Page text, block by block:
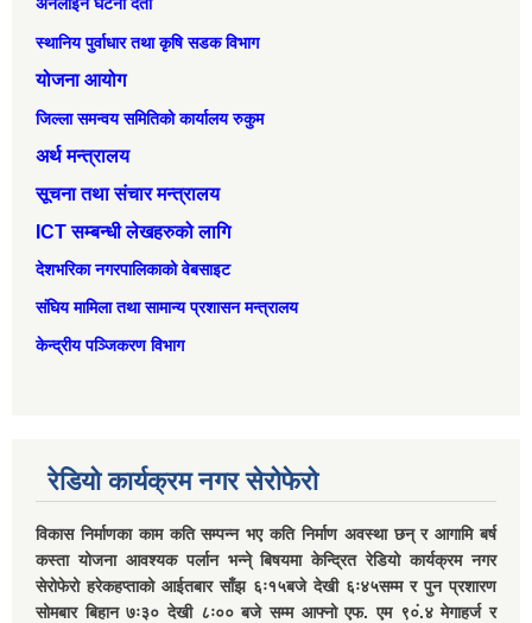
अनलाईन घटना दर्ता
स्थानिय पुर्वाधार तथा कृषि सडक विभाग
योजना आयोग
जिल्ला समन्वय समितिको कार्यालय रुकुम
अर्थ मन्त्रालय
सूचना तथा संचार मन्त्रालय
ICT सम्बन्धी लेखहरुको लागि
देशभरिका नगरपालिकाको वेबसाइट
संघिय मामिला तथा सामान्‍य प्रशासन मन्त्रालय
केन्द्रीय पञ्जिकरण विभाग
रेडियो कार्यक्रम नगर सेरोफेरो
विकास निर्माणका काम कति सम्पन्न भए कति निर्माण अवस्था छन् र आगामि बर्ष
कस्ता योजना आवश्यक पर्लान भन्ने् बिषयमा केन्द्रित रेडियो कार्यक्रम नगर
सेरोफेरो हरेकहप्ताको आईतबार साँझ ६ः१५बजे देखी ६ः४५सम्म र पुन प्रशारण
सोमबार बिहान ७ः३० देखी ८ः०० बजे सम्म आफ्नो एफ. एम ९०ं.४ मेगाहर्ज र